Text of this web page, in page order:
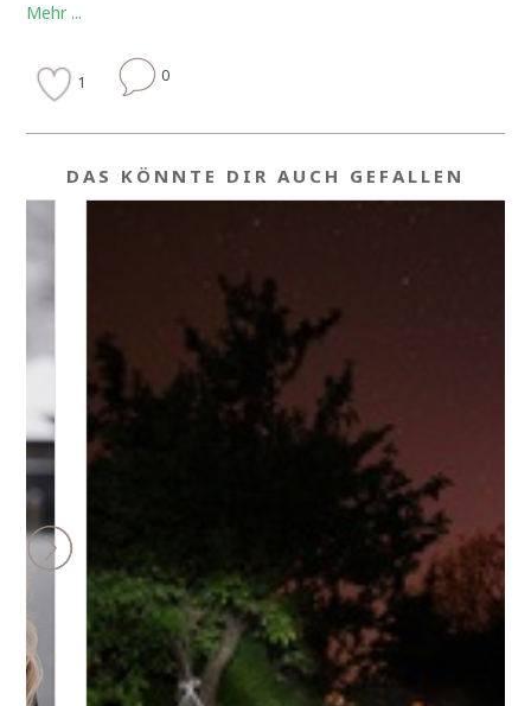
Mehr ...
1 0
DAS KÖNNTE DIR AUCH GEFALLEN